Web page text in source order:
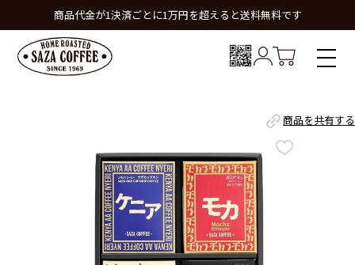
商品代金が1決済ごとに1万円を超えると送料無料です
商品を共有する